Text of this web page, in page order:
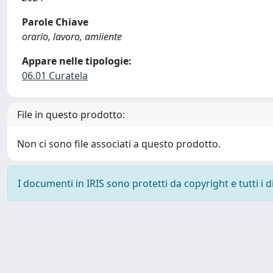
Parole Chiave
orario, lavoro, amiiente
Appare nelle tipologie:
06.01 Curatela
File in questo prodotto:
Non ci sono file associati a questo prodotto.
I documenti in IRIS sono protetti da copyright e tutti i